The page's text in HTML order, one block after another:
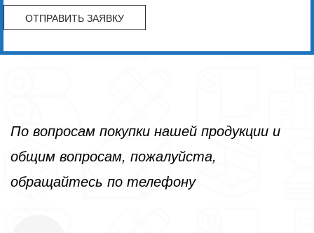
По вопросам покупки нашей продукции и
общим вопросам, пожалуйста,
обращайтесь по телефону